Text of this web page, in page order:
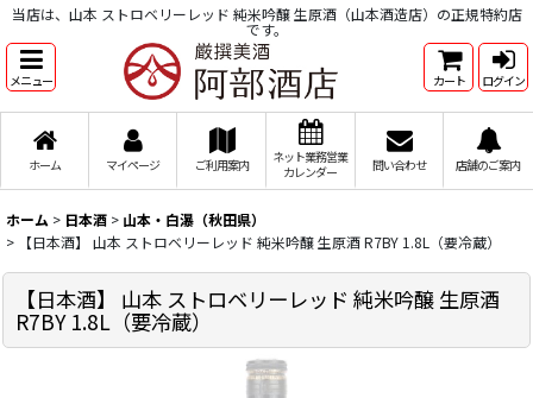
当店は、山本 ストロベリーレッド 純米吟醸 生原酒（山本酒造店）の正規特約店
です。
メニュー カート ログイン
ホーム マイページ ご利用案内
ネット業務営業
カレンダー
問い合わせ 店舗のご案内
ホーム > 日本酒 > 山本・白瀑（秋田県）
>
【日本酒】 山本 ストロベリーレッド 純米吟醸 生原酒 R7BY 1.8L（要冷蔵）
【日本酒】 山本 ストロベリーレッド 純米吟醸 生原酒
R7BY 1.8L（要冷蔵）